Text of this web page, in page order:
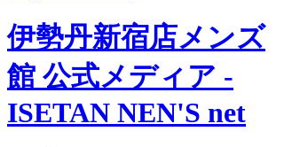
伊勢丹新宿店メンズ
館 公式メディア -
ISETAN NEN'S net